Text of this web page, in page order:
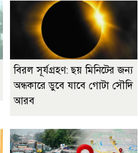
বিরল সূর্যগ্রহণ: ছয় মিনিটের জন্য
অন্ধকারে ডুবে যাবে গোটা সৌদি
আরব